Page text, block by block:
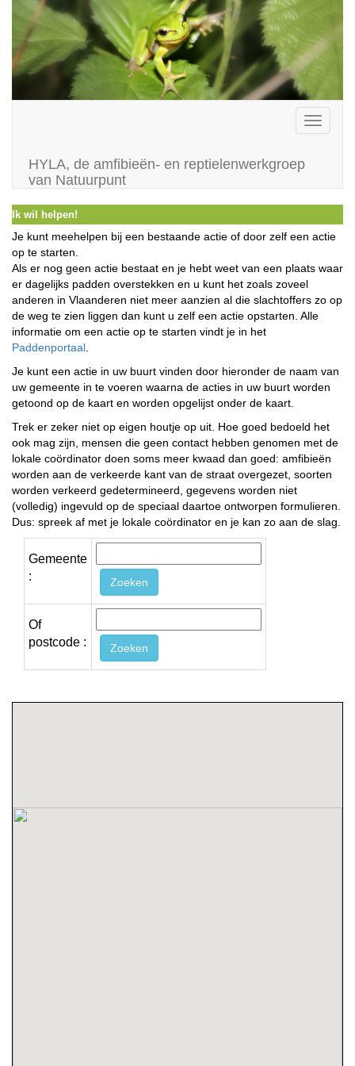
Toggle
HYLA, de amfibieën- en reptielenwerkgroep
van Natuurpunt
Ik wil helpen!
Je kunt meehelpen bij een bestaande actie of door zelf een actie
op te starten.
Als er nog geen actie bestaat en je hebt weet van een plaats waar
er dagelijks padden overstekken en u kunt het zoals zoveel
anderen in Vlaanderen niet meer aanzien al die slachtoffers zo op
de weg te zien liggen dan kunt u zelf een actie opstarten. Alle
informatie om een actie op te starten vindt je in het
Paddenportaal
Je kunt een actie in uw buurt vinden door hieronder de naam van
uw gemeente in te voeren waarna de acties in uw buurt worden
getoond op de kaart en worden opgelijst onder de kaart.
Trek er zeker niet op eigen houtje op uit. Hoe goed bedoeld het
ook mag zijn, mensen die geen contact hebben genomen met de
lokale coördinator doen soms meer kwaad dan goed: amfibieën
worden aan de verkeerde kant van de straat overgezet, soorten
worden verkeerd gedetermineerd, gegevens worden niet
(volledig) ingevuld op de speciaal daartoe ontworpen formulieren.
Dus: spreek af met je lokale coördinator en je kan zo aan de slag.
Gemeente
:
Of
postcode :